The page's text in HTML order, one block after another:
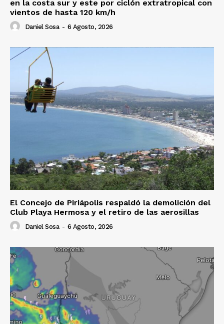
en la costa sur y este por ciclón extratropical con
vientos de hasta 120 km/h
Daniel Sosa - 6 Agosto, 2026
El Concejo de Piriápolis respaldó la demolición del
Club Playa Hermosa y el retiro de las aerosillas
Daniel Sosa - 6 Agosto, 2026